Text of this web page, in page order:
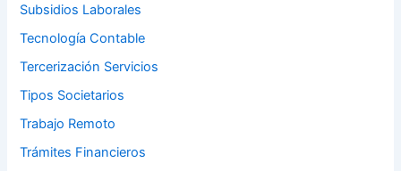
Subsidios Laborales
Tecnología Contable
Tercerización Servicios
Tipos Societarios
Trabajo Remoto
Trámites Financieros